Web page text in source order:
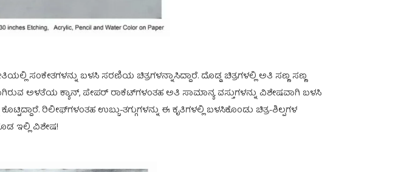
ಬಳಸಿ ಸರಣಿಯ ಚಿತ್ರಗಳನ್ನಾಸಿದ್ದಾರೆ. ದೊಡ್ಡ ಚಿತ್ರಗಳಲ್ಲಿ ಅತಿ ಸಣ್ಣ ಸಣ್ಣ
ಅಳತೆಯ ಕ್ಯಾನ್, ಪೇಪರ್ ರಾಕೆಟ್‍ಗಳಂತಹ ಅತಿ ಸಾಮಾನ್ಯ ವಸ್ತುಗಳನ್ನು ವಿಶೇಷವಾಗಿ ಬಳಸಿ
ರಿಲೀಫ್‍ಗಳಂತಹ ಉಬ್ಬು-ತಗ್ಗುಗಳನ್ನು ಈ ಕೃತಿಗಳಲ್ಲಿ ಬಳಸಿಕೊಂಡು ಚಿತ್ರ-ಶಿಲ್ಪಗಳ
ಇಲ್ಲಿ ವಿಶೇಷ!